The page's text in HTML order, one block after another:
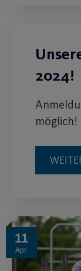
2024!
möglich!
11
Apr.